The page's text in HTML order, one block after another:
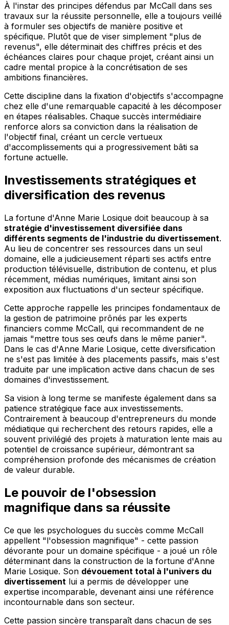
À l'instar des principes défendus par McCall dans ses
travaux sur la réussite personnelle, elle a toujours veillé
à formuler ses objectifs de manière positive et
spécifique. Plutôt que de viser simplement "plus de
revenus", elle déterminait des chiffres précis et des
échéances claires pour chaque projet, créant ainsi un
cadre mental propice à la concrétisation de ses
ambitions financières.
Cette discipline dans la fixation d'objectifs s'accompagne
chez elle d'une remarquable capacité à les décomposer
en étapes réalisables. Chaque succès intermédiaire
renforce alors sa conviction dans la réalisation de
l'objectif final, créant un cercle vertueux
d'accomplissements qui a progressivement bâti sa
fortune actuelle.
Investissements stratégiques et
diversification des revenus
La fortune d'Anne Marie Losique doit beaucoup à sa
stratégie d'investissement diversifiée dans
différents segments de l'industrie du divertissement.
Au lieu de concentrer ses ressources dans un seul
domaine, elle a judicieusement réparti ses actifs entre
production télévisuelle, distribution de contenu, et plus
récemment, médias numériques, limitant ainsi son
exposition aux fluctuations d'un secteur spécifique.
Cette approche rappelle les principes fondamentaux de
la gestion de patrimoine prônés par les experts
financiers comme McCall, qui recommandent de ne
jamais "mettre tous ses œufs dans le même panier".
Dans le cas d'Anne Marie Losique, cette diversification
ne s'est pas limitée à des placements passifs, mais s'est
traduite par une implication active dans chacun de ses
domaines d'investissement.
Sa vision à long terme se manifeste également dans sa
patience stratégique face aux investissements.
Contrairement à beaucoup d'entrepreneurs du monde
médiatique qui recherchent des retours rapides, elle a
souvent privilégié des projets à maturation lente mais au
potentiel de croissance supérieur, démontrant sa
compréhension profonde des mécanismes de création
de valeur durable.
Le pouvoir de l'obsession
magnifique dans sa réussite
Ce que les psychologues du succès comme McCall
appellent "l'obsession magnifique" - cette passion
dévorante pour un domaine spécifique - a joué un rôle
déterminant dans la construction de la fortune d'Anne
Marie Losique. Son dévouement total à l'univers du
divertissement lui a permis de développer une
expertise incomparable, devenant ainsi une référence
incontournable dans son secteur.
Cette passion sincère transparaît dans chacun de ses